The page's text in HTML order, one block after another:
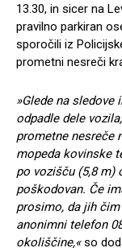
13.30, in sicer na
pravilno parkiran
sporočili iz
prometni nesreči
»Glede na sledove
odpadle dele
prometne nesreče
mopeda kovinske
po vozišču (5,8 m)
poškodovan. Če
prosimo, da jih
anonimni telefon
okoliščine,«so